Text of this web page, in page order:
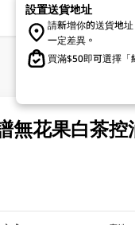
設置送貨地址
請新增你的送貨地
一定差異。
買滿$50即可選擇「
無花果白茶